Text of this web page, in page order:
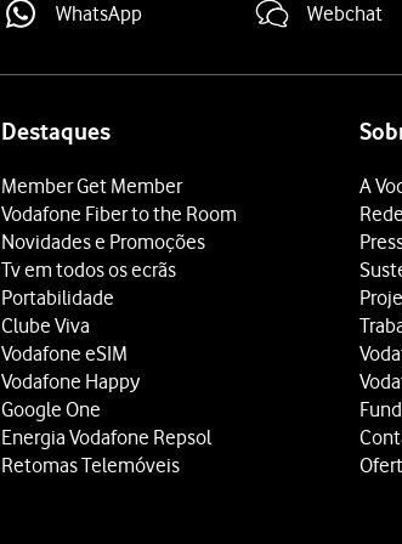
WhatsApp Webchat
Destaques
Member Get Member
Vodafone Fiber to the Room
Novidades e Promoções
Tv em todos os ecrãs
Portabilidade
Clube Viva
Vodafone eSIM
Vodafone Happy
Google One
Energia Vodafone Repsol
Retomas Telemóveis
A